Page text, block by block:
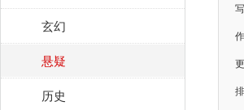
玄幻
悬疑
历史